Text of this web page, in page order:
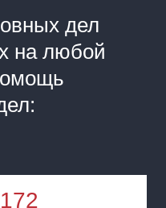
дел
на любой